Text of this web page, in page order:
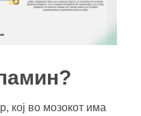
кој во мозокот има